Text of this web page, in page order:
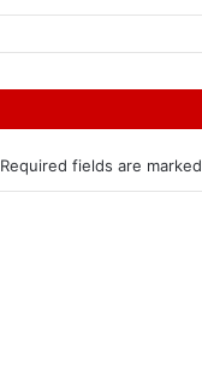
Required fields are marked